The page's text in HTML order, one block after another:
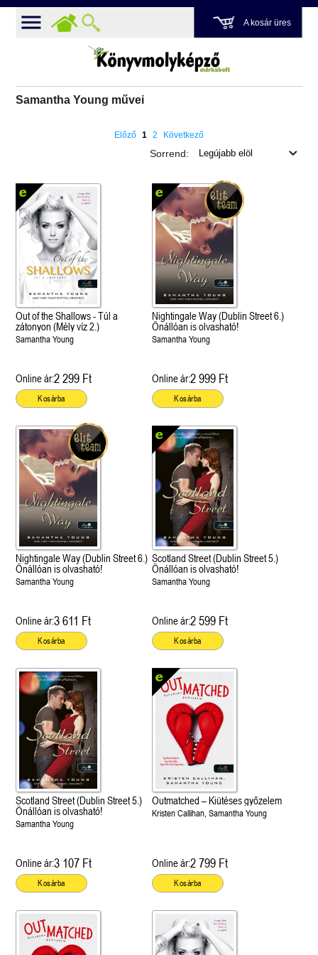
A kosár üres
Samantha Young művei
cél (Off-Campus 4.)
olvasható!
Grace and Glory - Kegyelem és
dicsőség (Az Előhírnök-trilógia
Különleges éldekorált kiadás!
31.
Előző 1 2 Következő
Sorrend:
Out of the Shallows - Túl a
zátonyon (Mély víz 2.)
Samantha Young
Online ár:2 299 Ft
Kosárba
Nightingale Way (Dublin Street 6.)
Önállóan is olvasható!
Samantha Young
Online ár:2 999 Ft
Kosárba
Nightingale Way (Dublin Street 6.)
Önállóan is olvasható!
Samantha Young
Online ár:3 611 Ft
Kosárba
Scotland Street (Dublin Street 5.)
Önállóan is olvasható!
Samantha Young
Online ár:2 599 Ft
Kosárba
Scotland Street (Dublin Street 5.)
Önállóan is olvasható!
Samantha Young
Online ár:3 107 Ft
Kosárba
Outmatched – Kiütéses győzelem
Kristen Callihan, Samantha Young
Online ár:2 799 Ft
Kosárba